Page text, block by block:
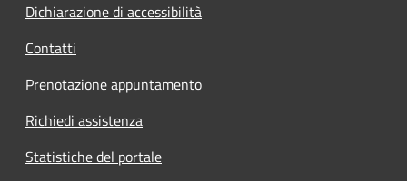
Dichiarazione di accessibilità
Contatti
Prenotazione appuntamento
Richiedi assistenza
Statistiche del portale